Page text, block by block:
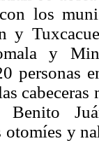
los
y
y
personas
otomíes y